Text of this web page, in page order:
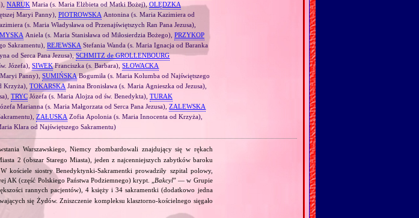
NARUKMaria (s. Maria Elżbieta od Matki Bożej), OLĘDZKA
Maryi Panny), PIOTROWSKA Antonina (s. Maria Kazimiera od
(s. Maria Władysława od Przenajświętszych Ran Pana Jezusa),
Aniela (s. Maria Stanisława od Miłosierdzia Bożego), PRZYKOP
Sakramentu),REJEWSKA Stefania Wanda (s. Maria Ignacja od Baranka
od Serca Pana Jezusa),SCHMITZ de GROLLENBOURG
Józefa),SIWEKFranciszka (s. Barbara),SŁOWACKA
Maryi Panny),SUMIŃSKABogumiła (s. Maria Kolumba od Najświętszego
Krzyża),TOKARSKA Janina Bronisława (s. Maria Agnieszka od Jezusa),
TRYCJózefa (s. Maria Alojza od św. Benedykta), TURAK
Marianna (s. Maria Małgorzata od Serca Pana Jezusa),ZALEWSKA
ZAŁUSKA Zofia Apolonia (s. Maria Innocenta od Krzyża),
Klara od Najświętszego Sakramentu)
Warszawskiego, Niemcy zbombardowali znajdujący się w rękach
2 (obszar Starego Miasta), jeden z najcenniejszych zabytków baroku
kościele siostry Benedyktynki‐Sakramentki prowadziły szpital polowy,
(część Polskiego Państwa Podziemnego) krypt. „ Bakcyl” — w Grupie
rannych pacjentów), 4 księży i 34 sakramentki (dodatkowo jedna
się Żydów. Zniszczenie kompleksu klasztorno‐kościelnego sięgało